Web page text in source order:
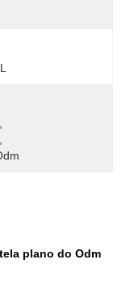
plano do Odm